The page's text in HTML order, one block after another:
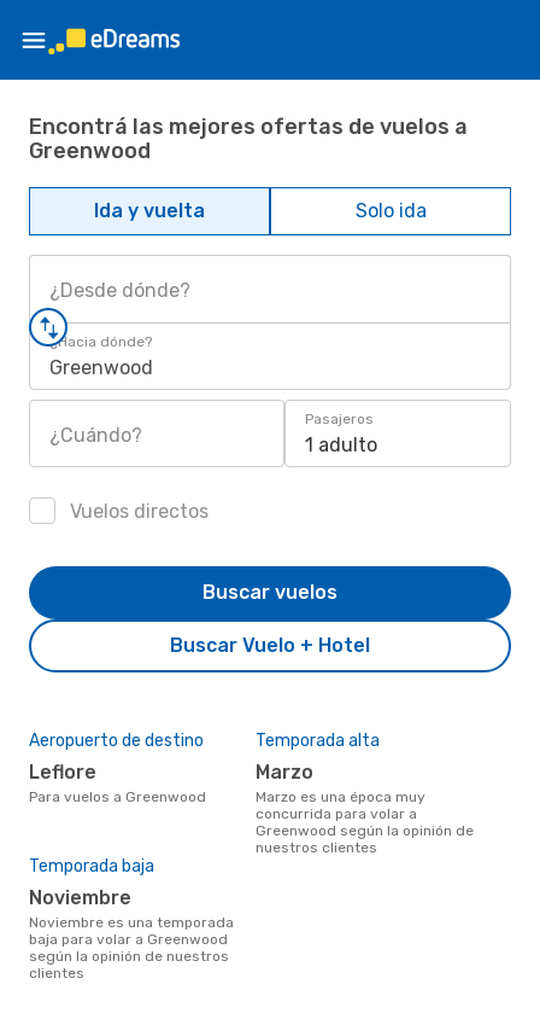
Encontrá las mejores ofertas de vuelos a
Greenwood
Ida y vuelta Solo ida
¿Desde dónde?
¿Hacia dónde?
Greenwood
¿Cuándo?
Pasajeros
1 adulto
Vuelos directos
Buscar Vuelo + Hotel
Buscar vuelos
Aeropuerto de destino
Leflore
Para vuelos a Greenwood
Temporada alta
marzo
marzo es una época muy
concurrida para volar a
Greenwood según la opinión de
nuestros clientes
Temporada baja
noviembre
noviembre es una temporada
baja para volar a Greenwood
según la opinión de nuestros
clientes